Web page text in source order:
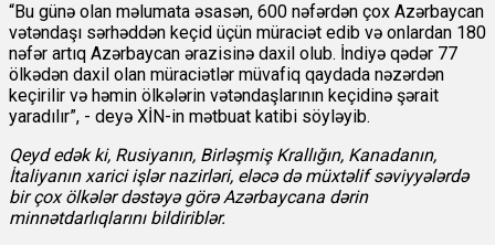
“Bu günə olan məlumata əsasən, 600 nəfərdən çox Azərbaycan
vətəndaşı sərhəddən keçid üçün müraciət edib və onlardan 180
nəfər artıq Azərbaycan ərazisinə daxil olub. İndiyə qədər 77
ölkədən daxil olan müraciətlər müvafiq qaydada nəzərdən
keçirilir və həmin ölkələrin vətəndaşlarının keçidinə şərait
yaradılır”, - deyə XİN-in mətbuat katibi söyləyib.
Qeyd edək ki, Rusiyanın, Birləşmiş Krallığın, Kanadanın,
İtaliyanın xarici işlər nazirləri, eləcə də müxtəlif səviyyələrdə
bir çox ölkələr dəstəyə görə Azərbaycana dərin
minnətdarlıqlarını bildiriblər.